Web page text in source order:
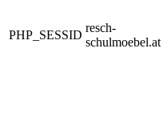
PHP_SESSID
resch-
schulmoebel.at